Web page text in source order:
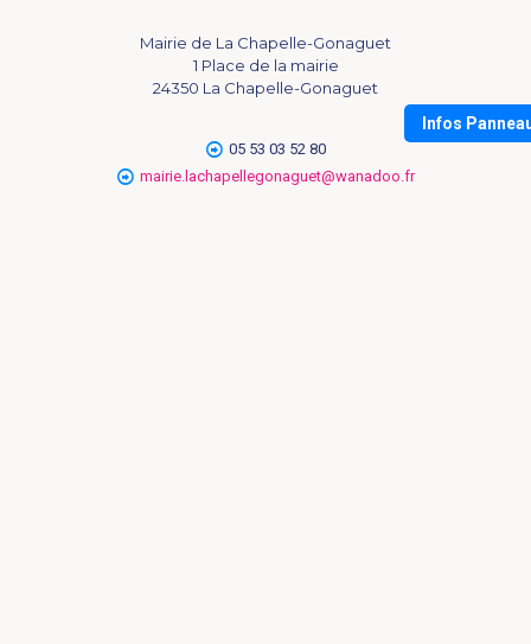
Mairie de La Chapelle-Gonaguet
1 Place de la mairie
24350 La Chapelle-Gonaguet
05 53 03 52 80
mairie.lachapellegonaguet@wanadoo.fr
Infos